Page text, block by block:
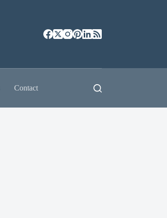
Contact